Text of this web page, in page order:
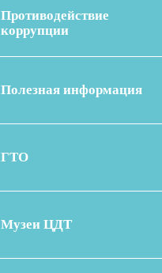
Противодействие
коррупции
Полезная информация
ГТО
Музеи ЦДТ